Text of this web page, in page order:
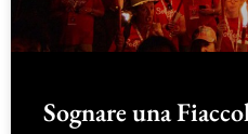
Sognare una